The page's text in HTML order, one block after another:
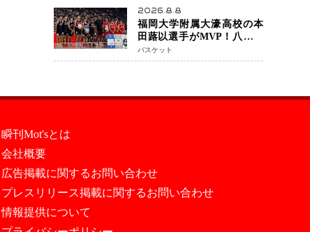
2026.8.8
福岡大学附属大濠高校の本
田蕗以選手がMVP！八村塁
主宰「BLACK SAMURAI
SUMMIT 2026」で存在感
バスケット
瞬刊Mot'sとは
会社概要
広告掲載に関するお問い合わせ
プレスリリース掲載に関するお問い合わせ
情報提供について